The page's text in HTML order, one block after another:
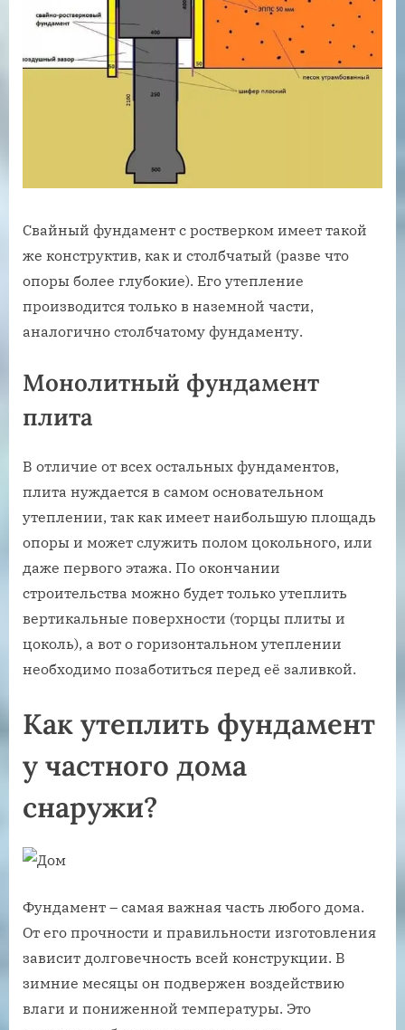
Свайный фундамент с ростверком имеет такой
же конструктив, как и столбчатый (разве что
опоры более глубокие). Его утепление
производится только в наземной части,
аналогично столбчатому фундаменту.
Монолитный фундамент
плита
В отличие от всех остальных фундаментов,
плита нуждается в самом основательном
утеплении, так как имеет наибольшую площадь
опоры и может служить полом цокольного, или
даже первого этажа. По окончании
строительства можно будет только утеплить
вертикальные поверхности (торцы плиты и
цоколь), а вот о горизонтальном утеплении
необходимо позаботиться перед её заливкой.
Как утеплить фундамент
у частного дома
снаружи?
Фундамент – самая важная часть любого дома.
От его прочности и правильности изготовления
зависит долговечность всей конструкции. В
зимние месяцы он подвержен воздействию
влаги и пониженной температуры. Это